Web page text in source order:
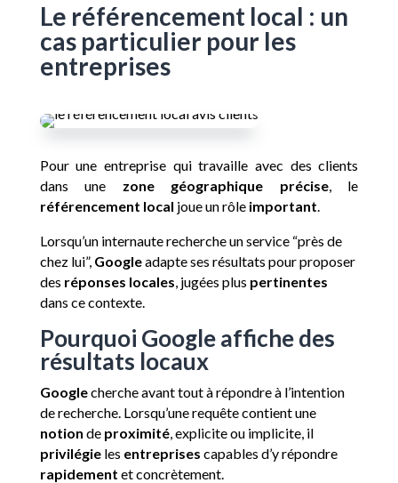
Le référencement local : un
cas particulier pour les
entreprises
Pour une entreprise qui travaille avec des clients
dans une zone géographique précise, le
référencement local joue un rôle important.
Lorsqu’un internaute recherche un service “près de
chez lui”, Googleadapte ses résultats pour proposer
des réponses locales, jugées plus pertinentes
dans ce contexte.
Pourquoi Google affiche des
résultats locaux
Googlecherche avant tout à répondre à l’intention
de recherche. Lorsqu’une requête contient une
notion de proximité, explicite ou implicite, il
privilégieles entreprises capables d’y répondre
rapidement et concrètement.